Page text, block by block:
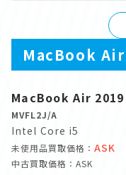
MacBook
MacBook Air 2019
MVFL2J/A
Intel Core i5
未使用品買取価格： ASK
中古買取価格：ASK